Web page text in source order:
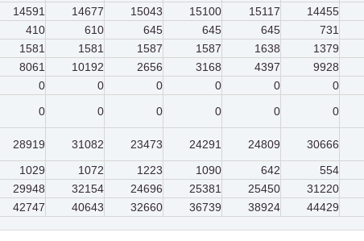
14591 14677 15043 15100 15117 14455
410 610 645 645 645 731
1581 1581 1587 1587 1638 1379
8061 10192 2656 3168 4397 9928
0 0 0 0 0 0
0 0 0 0 0 0
28919 31082 23473 24291 24809 30666
1029 1072 1223 1090 642 554
29948 32154 24696 25381 25450 31220
42747 40643 32660 36739 38924 44429